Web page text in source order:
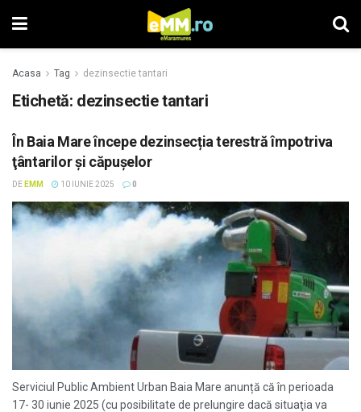
Acasa Tag dezinsectie tantari
Etichetă: dezinsectie tantari
În Baia Mare începe dezinsecția terestră împotriva
ţântarilor şi căpuşelor
DE EMM 10 IUNIE 2025 0
Serviciul Public Ambient Urban Baia Mare anunță că în perioada
17- 30 iunie 2025 (cu posibilitate de prelungire dacă situaţia va